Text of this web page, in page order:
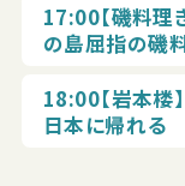
17:00【磯料理
の島屈指の磯
18:00【岩本楼
日本に帰れる